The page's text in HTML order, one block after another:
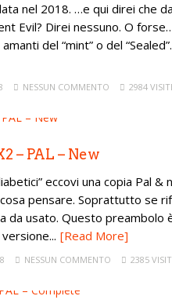
nel 2018. …e qui direi che
Evil? Direi nessuno. O
del “mint” o del
NESSUN COMMENTO 2984
– PAL – New
eccovi una copia Pal
pensare. Soprattutto se
da usato. Questo
[Read More]
NESSUN COMMENTO 2385